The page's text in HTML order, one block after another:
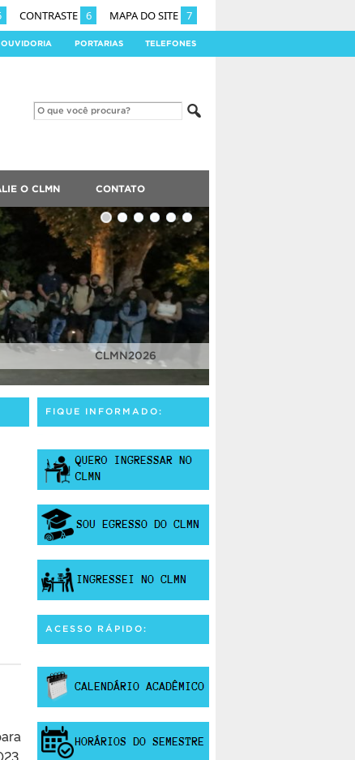
CONTRASTE 6 MAPA DO SITE 7
OUVIDORIA PORTARIAS TELEFONES
O CLMN CONTATO
CLMN2025
FIQUE INFORMADO:
ACESSO RÁPIDO: